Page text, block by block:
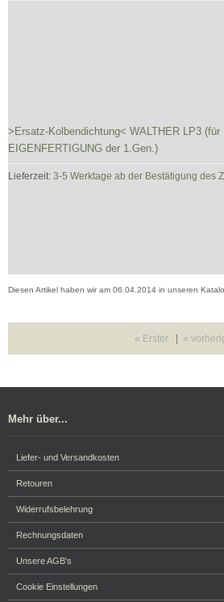
>Ersatz-Kolbendichtung< WALTHER LP3 (für
EIGENFERTIGUNG der 1.Gen.)
Lieferzeit: 3-5 Werktage ab der Bestätigung des
Diesen Artikel haben wir am 06.04.2014 in unseren
« Erster «
Mehr über...
Liefer- und Versandkosten
Retouren
Widerrufsbelehrung
Rechnungsdaten
Unsere AGB's
Cookie Einstellungen